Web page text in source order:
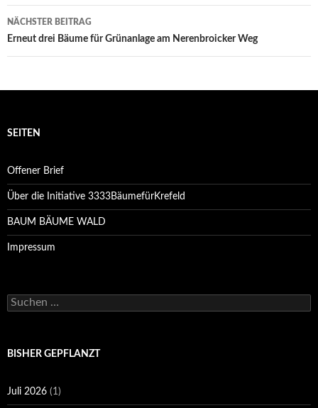
NÄCHSTER BEITRAG
Erneut drei Bäume für Grünanlage am Nerenbroicker Weg
SEITEN
Offener Brief
Über die Initiative 3333BäumefürKrefeld
BAUM BÄUME WALD
Impressum
Suchen
nach:
BISHER GEPFLANZT
Juli 2026 (1)